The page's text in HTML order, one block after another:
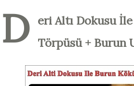
D eri Altı Dokusu
Törpüsü + Burun